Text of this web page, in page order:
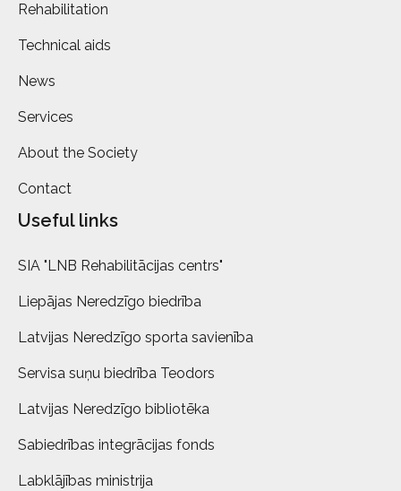
Rehabilitation
Technical aids
News
Services
About the Society
Contact
Useful links
SIA "LNB Rehabilitācijas centrs"
Liepājas Neredzīgo biedrība
Latvijas Neredzīgo sporta savienība
Servisa suņu biedrība Teodors
Latvijas Neredzīgo bibliotēka
Sabiedrības integrācijas fonds
Labklājības ministrija